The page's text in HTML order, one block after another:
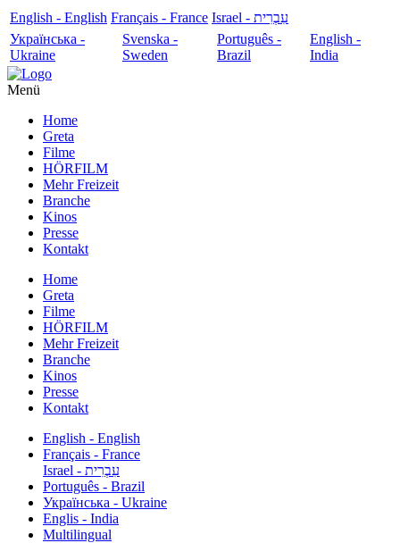
English - English Français - France
עִבְרִית - Israel
Українська -
Ukraine
Svenska -
Sweden
Português -
Brazil
English -
India
Menü
Home
Greta
Filme
HÖRFILM
Mehr Freizeit
Branche
Kinos
Presse
Kontakt
Home
Greta
Filme
HÖRFILM
Mehr Freizeit
Branche
Kinos
Presse
Kontakt
English - English
Français - France
עִבְרִית - Israel
Português - Brazil
Українська - Ukraine
Englis - India
Multilingual